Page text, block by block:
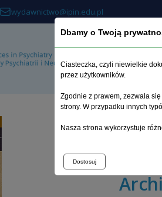
wydawnictwo@ipin.edu.pl
O
Strona
Dbamy o Twoją
Ciasteczka, czyli niewielkie
przez użytkowników.
Zgodnie z prawem, zezwala
strony. W przypadku innych
Nasza strona wykorzystuje
Dostosuj